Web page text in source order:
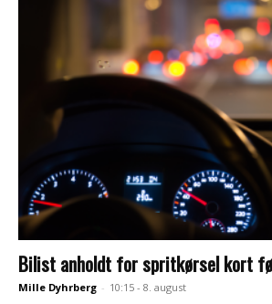
Bilist anholdt for spritkørsel kort
Mille Dyhrberg - 10:15 - 8. august